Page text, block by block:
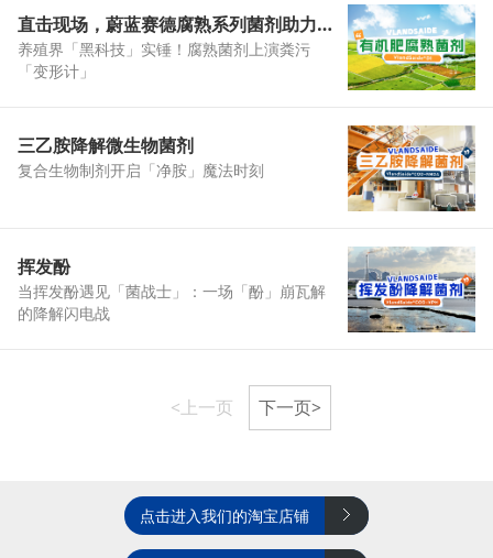
直击现场，蔚蓝赛德腐熟系列菌剂助力养殖新变革
养殖界「黑科技」实锤！腐熟菌剂上演粪污
「变形计」
三乙胺降解微生物菌剂
复合生物制剂开启「净胺」魔法时刻
挥发酚
当挥发酚遇见「菌战士」：一场「酚」崩瓦解
的降解闪电战
<上一页 下一页>
点击进入我们的淘宝店铺